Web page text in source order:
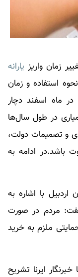
زمان واریز یارانه
استفاده و زمان
ماه اسفند دچار
در طول سال‌ها
و تصمیمات دولت،
باشد.در ادامه به
اردبیل با اشاره به
گفت: مردم در صورت
ملزم به خرید
ایرنا تشریح